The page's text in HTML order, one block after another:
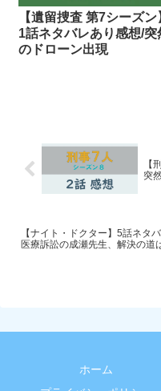
【遺留捜査 第7シーズン
1話ネタバレあり感想/突
のドローン出現
【
突
【ナイト・ドクター】5話ネタ
医療訴訟の成瀬先生、解決の道
ホーム